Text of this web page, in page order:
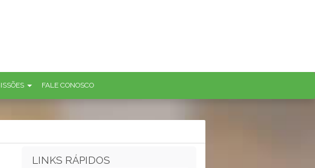
FALE CONOSCO
LINKS RÁPIDOS